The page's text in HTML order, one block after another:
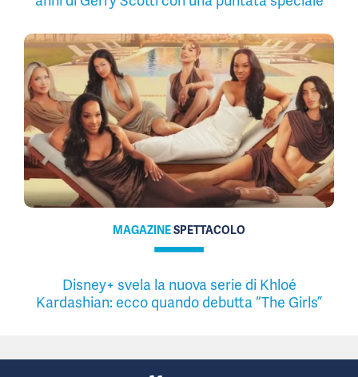
MAGAZINESPETTACOLO
Disney+ svela la nuova serie di Khloé
Kardashian: ecco quando debutta “The Girls”